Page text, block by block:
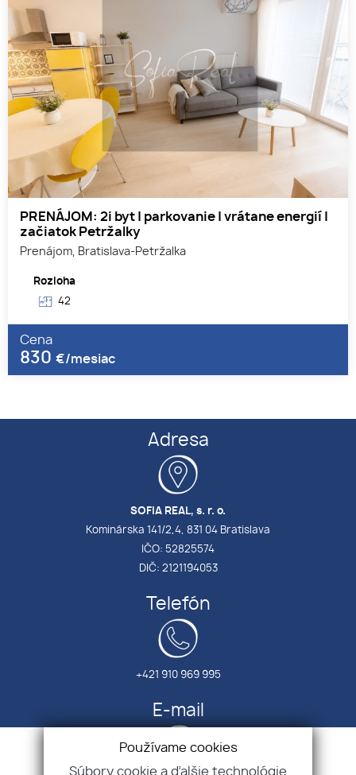
PRENÁJOM: 2i byt | parkovanie | vrátane energií |
začiatok Petržalky
Prenájom, Bratislava-Petržalka
Rozloha
42
Cena
830 €/mesiac
Adresa
SOFIA REAL, s. r. o.
Kominárska 141/2,4, 831 04 Bratislava
IČO: 52825574
DIČ: 2121194053
Telefón
+421 910 969 995
E-mail
Používame cookies
Súbory cookie a ďalšie technológie